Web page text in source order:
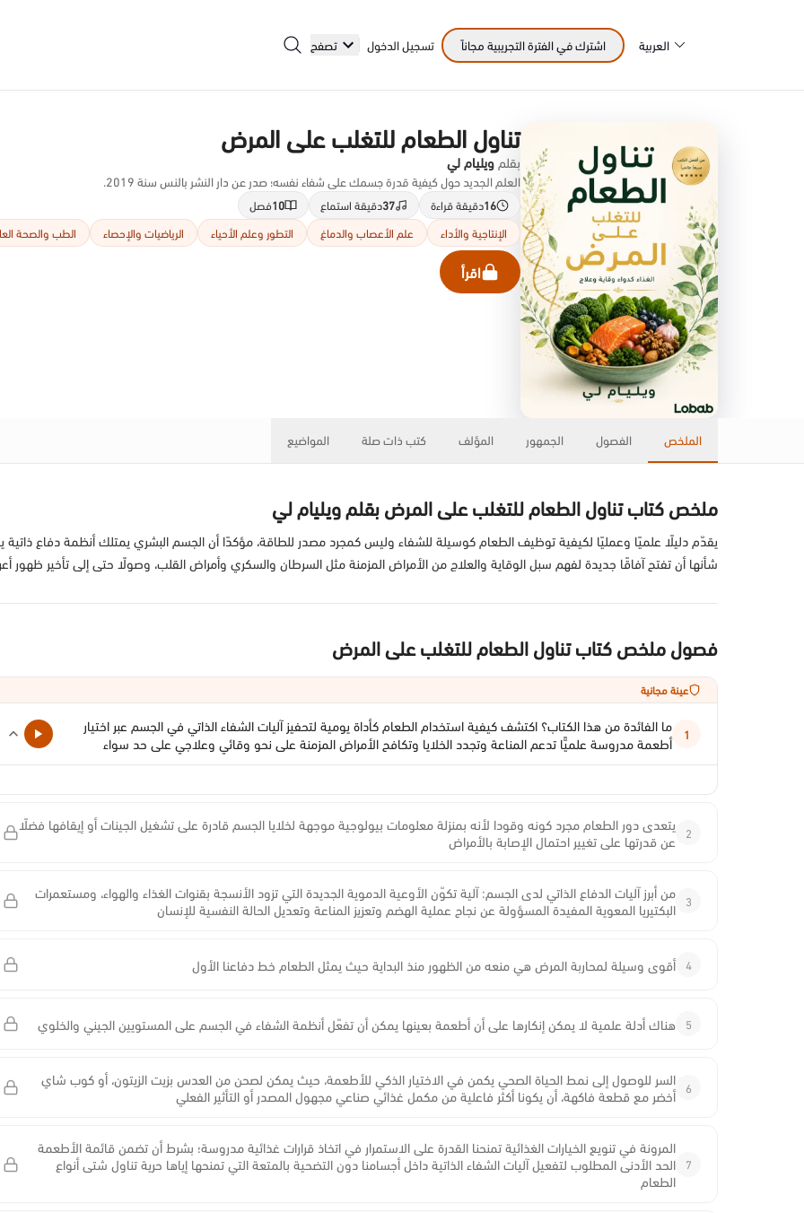
تصفح تسجيل الدخول اشترك في الفترة التجريبية مجاناً العربية
تناول الطعام للتغلب على المرض
بقلم ويليام لي
العلم الجديد حول كيفية قدرة جسمك على شفاء نفسه؛ صدر عن دار النشر بالنس سنة 2019.
16دقيقة قراءة 37دقيقة استماع 10فصل
الإنتاجية والأداء
علم الأعصاب والدماغ التطور وعلم الأحياء الرياضيات والإحصاء الطب والصحة
اقرأ
الملخص الفصول الجمهور المؤلف كتب ذات صلة المواضيع
ملخص كتاب تناول الطعام للتغلب على المرض بقلم ويليام لي
يقدّم دليلًا علميًا وعمليًا لكيفية توظيف الطعام كوسيلة للشفاء وليس كمجرد مصدر للطاقة، مؤكدًا أن الجسم البشري يمتلك أنظمة دفاع ذاتية
شأنها أن تفتح آفاقًا جديدة لفهم سبل الوقاية والعلاج من الأمراض المزمنة مثل السرطان والسكري وأمراض القلب، وصولًا حتى إلى تأخير ظهور
فصول ملخص كتاب تناول الطعام للتغلب على المرض
عينة مجانية
1
ما الفائدة من هذا الكتاب؟ اكتشف كيفية استخدام الطعام كأداة يومية لتحفيز آليات الشفاء الذاتي في الجسم عبر اختيار
أطعمة مدروسة علميًّا تدعم المناعة وتجدد الخلايا وتكافح الأمراض المزمنة على نحو وقائي وعلاجي على حد سواء
2
يتعدى دور الطعام مجرد كونه وقودا لأنه بمنزلة معلومات بيولوجية موجهة لخلايا الجسم قادرة على تشغيل الجينات أو إيقافها فضلًا
عن قدرتها على تغيير احتمال الإصابة بالأمراض
3 من أبرز آليات الدفاع الذاتي لدى الجسم: آلية تكوّن الأوعية الدموية الجديدة التي تزود الأنسجة بقنوات الغذاء والهواء، ومستعمرات
البكتيريا المعوية المفيدة المسؤولة عن نجاح عملية الهضم وتعزيز المناعة وتعديل الحالة النفسية للإنسان
4 أقوى وسيلة لمحاربة المرض هي منعه من الظهور منذ البداية حيث يمثل الطعام خط دفاعنا الأول
5 هناك أدلة علمية لا يمكن إنكارها على أن أطعمة بعينها يمكن أن تفعّل أنظمة الشفاء في الجسم على المستويين الجيني والخلوي
6 السر للوصول إلى نمط الحياة الصحي يكمن في الاختيار الذكي للأطعمة، حيث يمكن لصحن من العدس بزيت الزيتون، أو كوب شاي
أخضر مع قطعة فاكهة، أن يكونا أكثر فاعلية من مكمل غذائي صناعي مجهول المصدر أو التأثير الفعلي
7
المرونة في تنويع الخيارات الغذائية تمنحنا القدرة على الاستمرار في اتخاذ قرارات غذائية مدروسة؛ بشرط أن تضمن قائمة الأطعمة
الحد الأدنى المطلوب لتفعيل آليات الشفاء الذاتية داخل أجسامنا دون التضحية بالمتعة التي تمنحها إياها حرية تناول شتى أنواع
الطعام